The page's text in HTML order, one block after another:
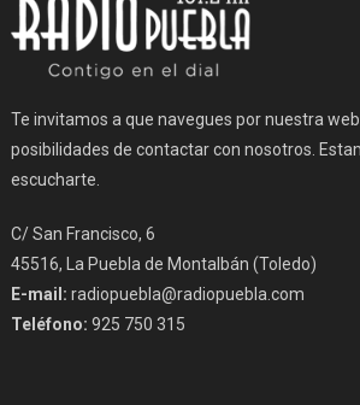
Te invitamos a que navegues por nuestra
posibilidades de contactar con nosotros.
escucharte.
C/ San Francisco, 6
45516, La Puebla de Montalbán (Toledo)
E-mail: radiopuebla@radiopuebla.com
Teléfono: 925 750 315